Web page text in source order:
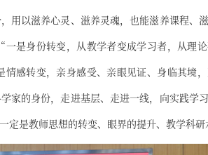
用以滋养心灵、滋养灵魂，也能滋养课程、
是身份转变，从教学者变成学习者，从理
感转变，亲身感受、亲眼见证、身临其境
家的身份，走进基层、走进一线，向实践学
是教师思想的转变、眼界的提升、教学科研